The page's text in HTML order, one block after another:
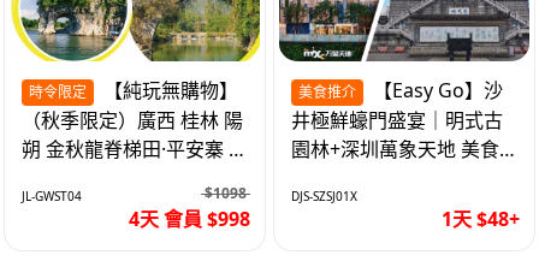
時令限定
（秋季限定）廣西 桂林 陽
朔 金秋龍脊梯田·平安寨 城
4天
JL-GWST04 $1098
4天 會員 $998
美食推介
井極鮮蠔門盛宴｜明式古
園林+深圳萬象天地 美食
DJS-SZSJ01X
1天 $48+